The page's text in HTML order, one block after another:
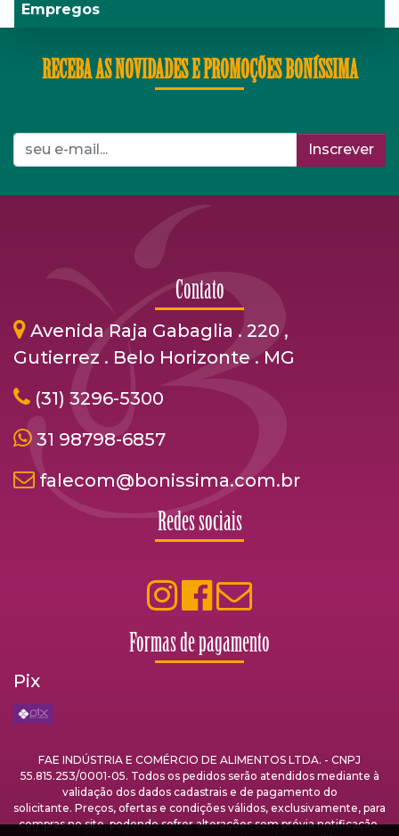
Empregos
RECEBA AS NOVIDADES E PROMOÇÕES BONÍSSIMA
Inscrever
Contato
Avenida Raja Gabaglia . 220 ,
Gutierrez . Belo Horizonte . MG
(31) 3296-5300
31 98798-6857
falecom@bonissima.com.br
Redes sociais
Formas de pagamento
Pix
FAE INDÚSTRIA E COMÉRCIO DE ALIMENTOS LTDA. - CNPJ
55.815.253/0001-05. Todos os pedidos serão atendidos mediante à
validação dos dados cadastrais e de pagamento do
solicitante. Preços, ofertas e condições válidos, exclusivamente, para
compras no site, podendo sofrer alterações sem prévia notificação.